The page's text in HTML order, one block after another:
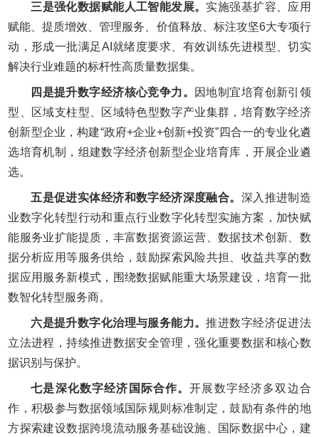
三是强化数据赋能人工智能发展。 实施强基扩容、应用
赋能、提质增效、管理服务、价值释放、标注攻坚6大专项行
动，形成一批满足AI就绪度要求、有效训练先进模型、切实
解决行业难题的标杆性高质量数据集。
四是提升数字经济核心竞争力。
因地制宜培育创新引领
型、区域支柱型、区域特色型数字产业集群，培育数字经济
创新型企业，构建“政府+企业+创新+投资”四合一的专业化遴
选培育机制，组建数字经济创新型企业培育库，开展企业遴
选。
五是促进实体经济和数字经济深度融合。 深入推进制造
业数字化转型行动和重点行业数字化转型实施方案，加快赋
能服务业扩能提质，丰富数据资源运营、数据技术创新、数
据分析应用等服务供给，鼓励探索风险共担、收益共享的数
据应用服务新模式，围绕数据赋能重大场景建设，培育一批
数智化转型服务商。
六是提升数字化治理与服务能力。推进数字经济促进法
立法进程，持续推进数据安全管理，强化重要数据和核心数
据识别与保护。
七是深化数字经济国际合作。开展数字经济多双边合
作，积极参与数据领域国际规则标准制定，鼓励有条件的地
方探索建设数据跨境流动服务基础设施、国际数据中心，建